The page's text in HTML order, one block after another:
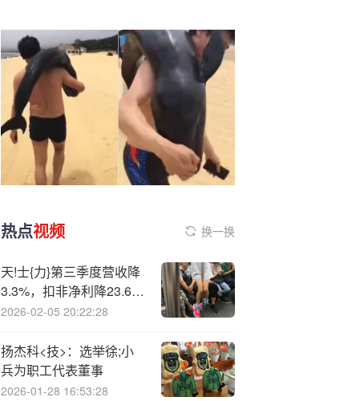
热点视频 换一换
天!士{力}第三季度营收降
3.3%，扣非净利降23.6%
至1.89亿元
2026-02-05 20:22:28
扬杰科<技>：选举徐;小
兵为职工代表董事
2026-01-28 16:53:28